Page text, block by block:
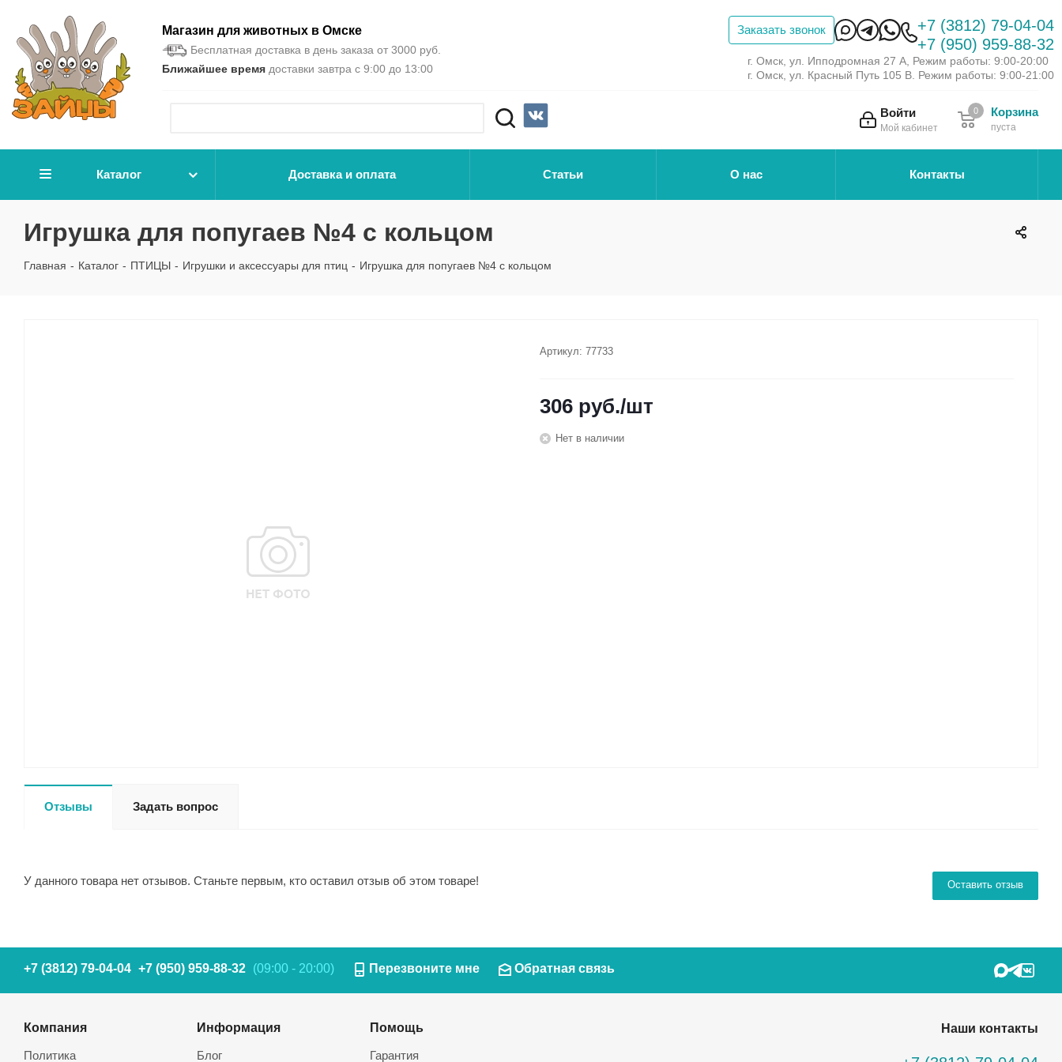
Магазин для животных в Омске
Бесплатная доставка в день заказа от 3000 руб.
Ближайшее время доставки завтра с 9:00 до 13:00
Заказать звонок
+7 (3812) 79-04-04
+7 (950) 959-88-32
г. Омск, ул. Ипподромная 27 А, Режим работы: 9:00-20:00
г. Омск, ул. Красный Путь 105 В. Режим работы: 9:00-21:00
Войти
Мой кабинет
Корзина
пуста
0
Каталог Доставка и оплата Статьи О нас Контакты
Игрушка для попугаев №4 с кольцом
Главная - Каталог - ПТИЦЫ - Игрушки и аксессуары для птиц - Игрушка для попугаев №4 с кольцом
Артикул: 77733
306 руб./шт
Нет в наличии
Отзывы Задать вопрос
Оставить отзыв
У данного товара нет отзывов. Станьте первым, кто оставил отзыв об этом товаре!
+7 (3812) 79-04-04 +7 (950) 959-88-32 (09:00 - 20:00) Перезвоните мне Обратная связь
Компания
Политика
Информация
Блог
Помощь
Гарантия
Наши контакты